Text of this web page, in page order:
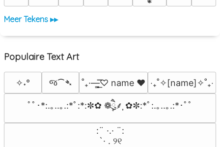
Meer Tekens ▸▸
Populaire Text Art
✧˖° જ⁀➴ ˚₊·—̳͟͞͞♡ name ♥️ ‎‧₊˚✧[name]✧˚₊‧
ﾟﾟ･*:.｡..｡.:*ﾟ:*:✼✿ ❁ཻུ۪۪⸙͎ ✿✼:*ﾟ:.｡..｡.:*･ﾟﾟ
⠀:¨ ·.· ¨:⠀
⠀ `· . ୨୧⠀